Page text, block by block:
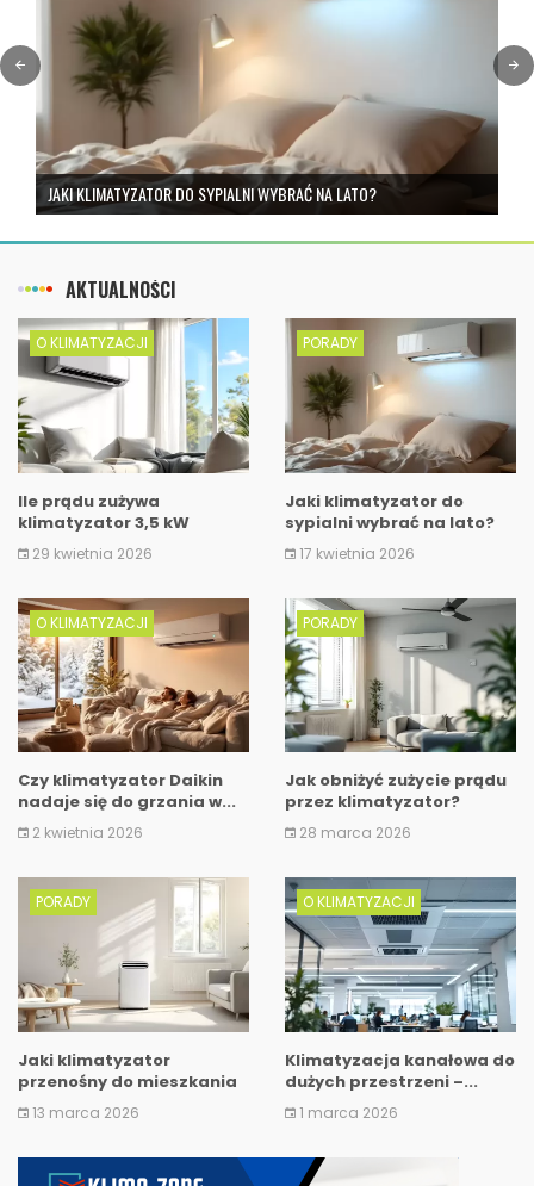
JAKI KLIMATYZATOR DO SYPIALNI WYBRAĆ NA LATO?
AKTUALNOŚCI
O KLIMATYZACJI
Ile prądu zużywa
klimatyzator 3,5 kW
dziennie?
29 kwietnia 2026
PORADY
Jaki klimatyzator do
sypialni wybrać na lato?
17 kwietnia 2026
O KLIMATYZACJI
Czy klimatyzator Daikin
nadaje się do grzania w...
2 kwietnia 2026
PORADY
Jak obniżyć zużycie prądu
przez klimatyzator?
28 marca 2026
PORADY
Jaki klimatyzator
przenośny do mieszkania
bez...
13 marca 2026
O KLIMATYZACJI
Klimatyzacja kanałowa do
dużych przestrzeni –...
1 marca 2026